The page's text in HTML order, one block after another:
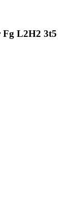
Fg L2H2 3t5